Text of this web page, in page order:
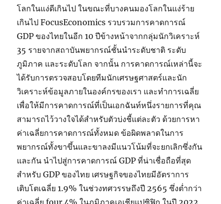
โลกในแง่ดีเกินไป ในขณะที่บางคนมองโลกในแง่ร้าย
เกินไป FocusEconomics รวบรวมการคาดการณ์
GDP ของไทยในอีก 10 ปีข้างหน้าจากกลุ่มนักวิเคราะห์
35 รายจากสถาบันพยากรณ์ชั้นนำระดับชาติ ระดับ
ภูมิภาค และระดับโลก จากนั้น การคาดการณ์เหล่านี้จะ
ได้รับการตรวจสอบโดยทีมนักเศรษฐศาสตร์และนัก
วิเคราะห์ข้อมูลภายในองค์กรของเรา และทำการเฉลี่ย
เพื่อให้มีการคาดการณ์ที่เป็นเอกฉันท์หนึ่งรายการที่คุณ
สามารถไว้วางใจได้สำหรับตัวบ่งชี้แต่ละตัว ด้วยการหา
ค่าเฉลี่ยการคาดการณ์ทั้งหมด ข้อผิดพลาดในการ
พยากรณ์ทั้งขาขึ้นและขาลงมีแนวโน้มที่จะยกเลิกซึ่งกัน
และกัน นำไปสู่การคาดการณ์ GDP ที่น่าเชื่อถือที่สุด
สำหรับ GDP ของไทย เศรษฐกิจของไทยมีอัตราการ
เติบโตเฉลี่ย 1.9% ในช่วงทศวรรษถึงปี 2565 ซึ่งต่ำกว่า
ค่าเฉลี่ย four.4% ในภูมิภาคเอเชียแปซิฟิก ในปี 2022